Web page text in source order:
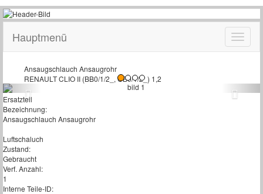
Hauptmenü
Ansaugschlauch Ansaugrohr
RENAULT CLIO II (BB0/1/2_, CB0/1/2_) 1,2
Ersatzteil
Bezeichnung:
Ansaugschlauch Ansaugrohr
Luftschaluch
Zustand:
Gebraucht
Verf. Anzahl:
1
Interne Teile-ID: